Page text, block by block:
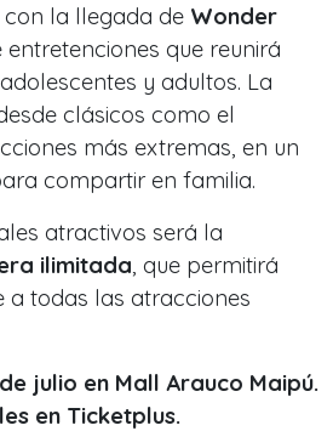
la llegada de Wonder
entretenciones que reunirá
y adultos. La
clásicos como el
más extremas, en un
compartir en familia.
atractivos será la
ilimitada, que permitirá
a todas las atracciones
julio en Mall Arauco Maipú.
en Ticketplus.